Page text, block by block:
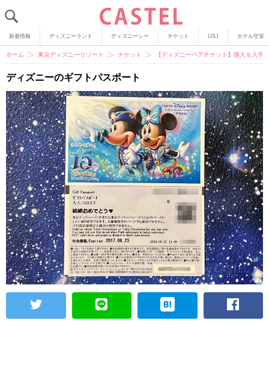
新着情報 ディズニーランド ディズニーシー チケット USJ ホテル空室
ホーム 東京ディズニーリゾート チケット 【ディズニーペアチケット】購入＆入手
ディズニーのギフトパスポート